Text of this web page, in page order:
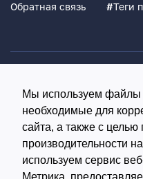
Мы используем файлы
необходимые для
сайта, а также с
производительности
используем сервис
Обратная связь #Теги
Согласие на обработку
16+
© Использование
письменного разрешения